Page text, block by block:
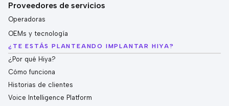
Proveedores de servicios
Operadoras
OEMs y tecnología
¿TE ESTÁS PLANTEANDO IMPLANTAR HIYA?
¿Por qué Hiya?
Cómo funciona
Historias de clientes
Voice Intelligence Platform